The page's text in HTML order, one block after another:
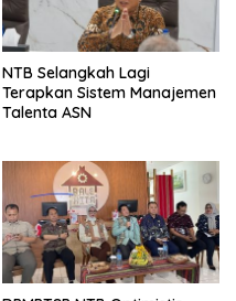
NTB Selangkah Lagi
Terapkan Sistem Manajemen
Talenta ASN